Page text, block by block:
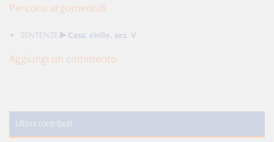
Percorsi argomentali
SENTENZE Cass. civile, sez. V
Aggiungi un commento
Ultimi contributi